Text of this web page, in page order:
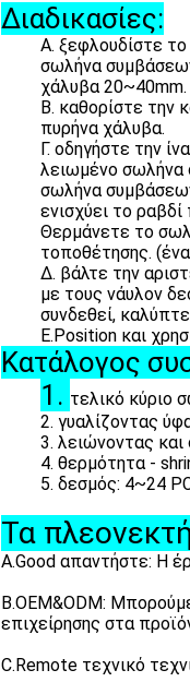
Διαδικασίες:
Α. ξεφλουδίστε
σωλήνα
χάλυβα 20~40mm.
Β. καθορίστε την
πυρήνα χάλυβα.
Γ. οδηγήστε την
λειωμένο σωλήνα
σωλήνα
ενισχύει το
Θερμάνετε το
τοποθέτησης.
Δ. βάλτε την
με τους νάυλον
συνδεθεί,
E.Position και
Κατάλογος
1. τελικό κύριο
2. γυαλίζοντας
3. λειώνοντας και
4. θερμότητα -
5. δεσμός: 4~24
Τα
A.Good απαντήστε: Η
B.OEM&ODM:
επιχείρησης στα
C.Remote τεχνικό